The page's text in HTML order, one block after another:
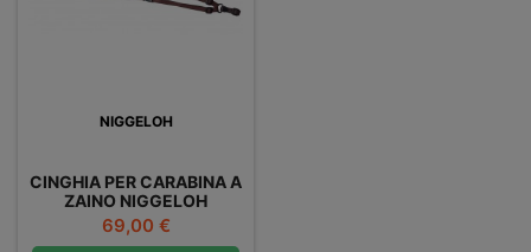
NIGGELOH
CINGHIA PER CARABINA A
ZAINO NIGGELOH
RUCKSACKGEWEHRGURT
Prezzo
69,00 €